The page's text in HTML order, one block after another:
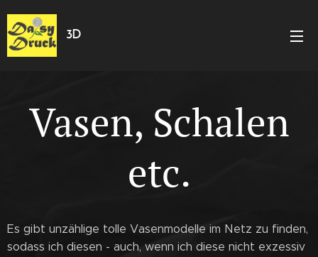
3D
Vasen, Schalen
etc.
Es gibt unzählige tolle Vasenmodelle im Netz zu finden,
sodass ich diesen - auch, wenn ich diese nicht exzessiv